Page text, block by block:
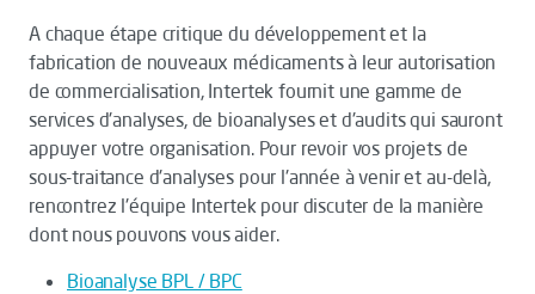
A chaque étape critique du développement et la
fabrication de nouveaux médicaments à leur autorisation
de commercialisation, Intertek fournit une gamme de
services d'analyses, de bioanalyses et d'audits qui sauront
appuyer votre organisation. Pour revoir vos projets de
sous-traitance d'analyses pour l'année à venir et au-delà,
rencontrez l'équipe Intertek pour discuter de la manière
dont nous pouvons vous aider.
Bioanalyse BPL / BPC